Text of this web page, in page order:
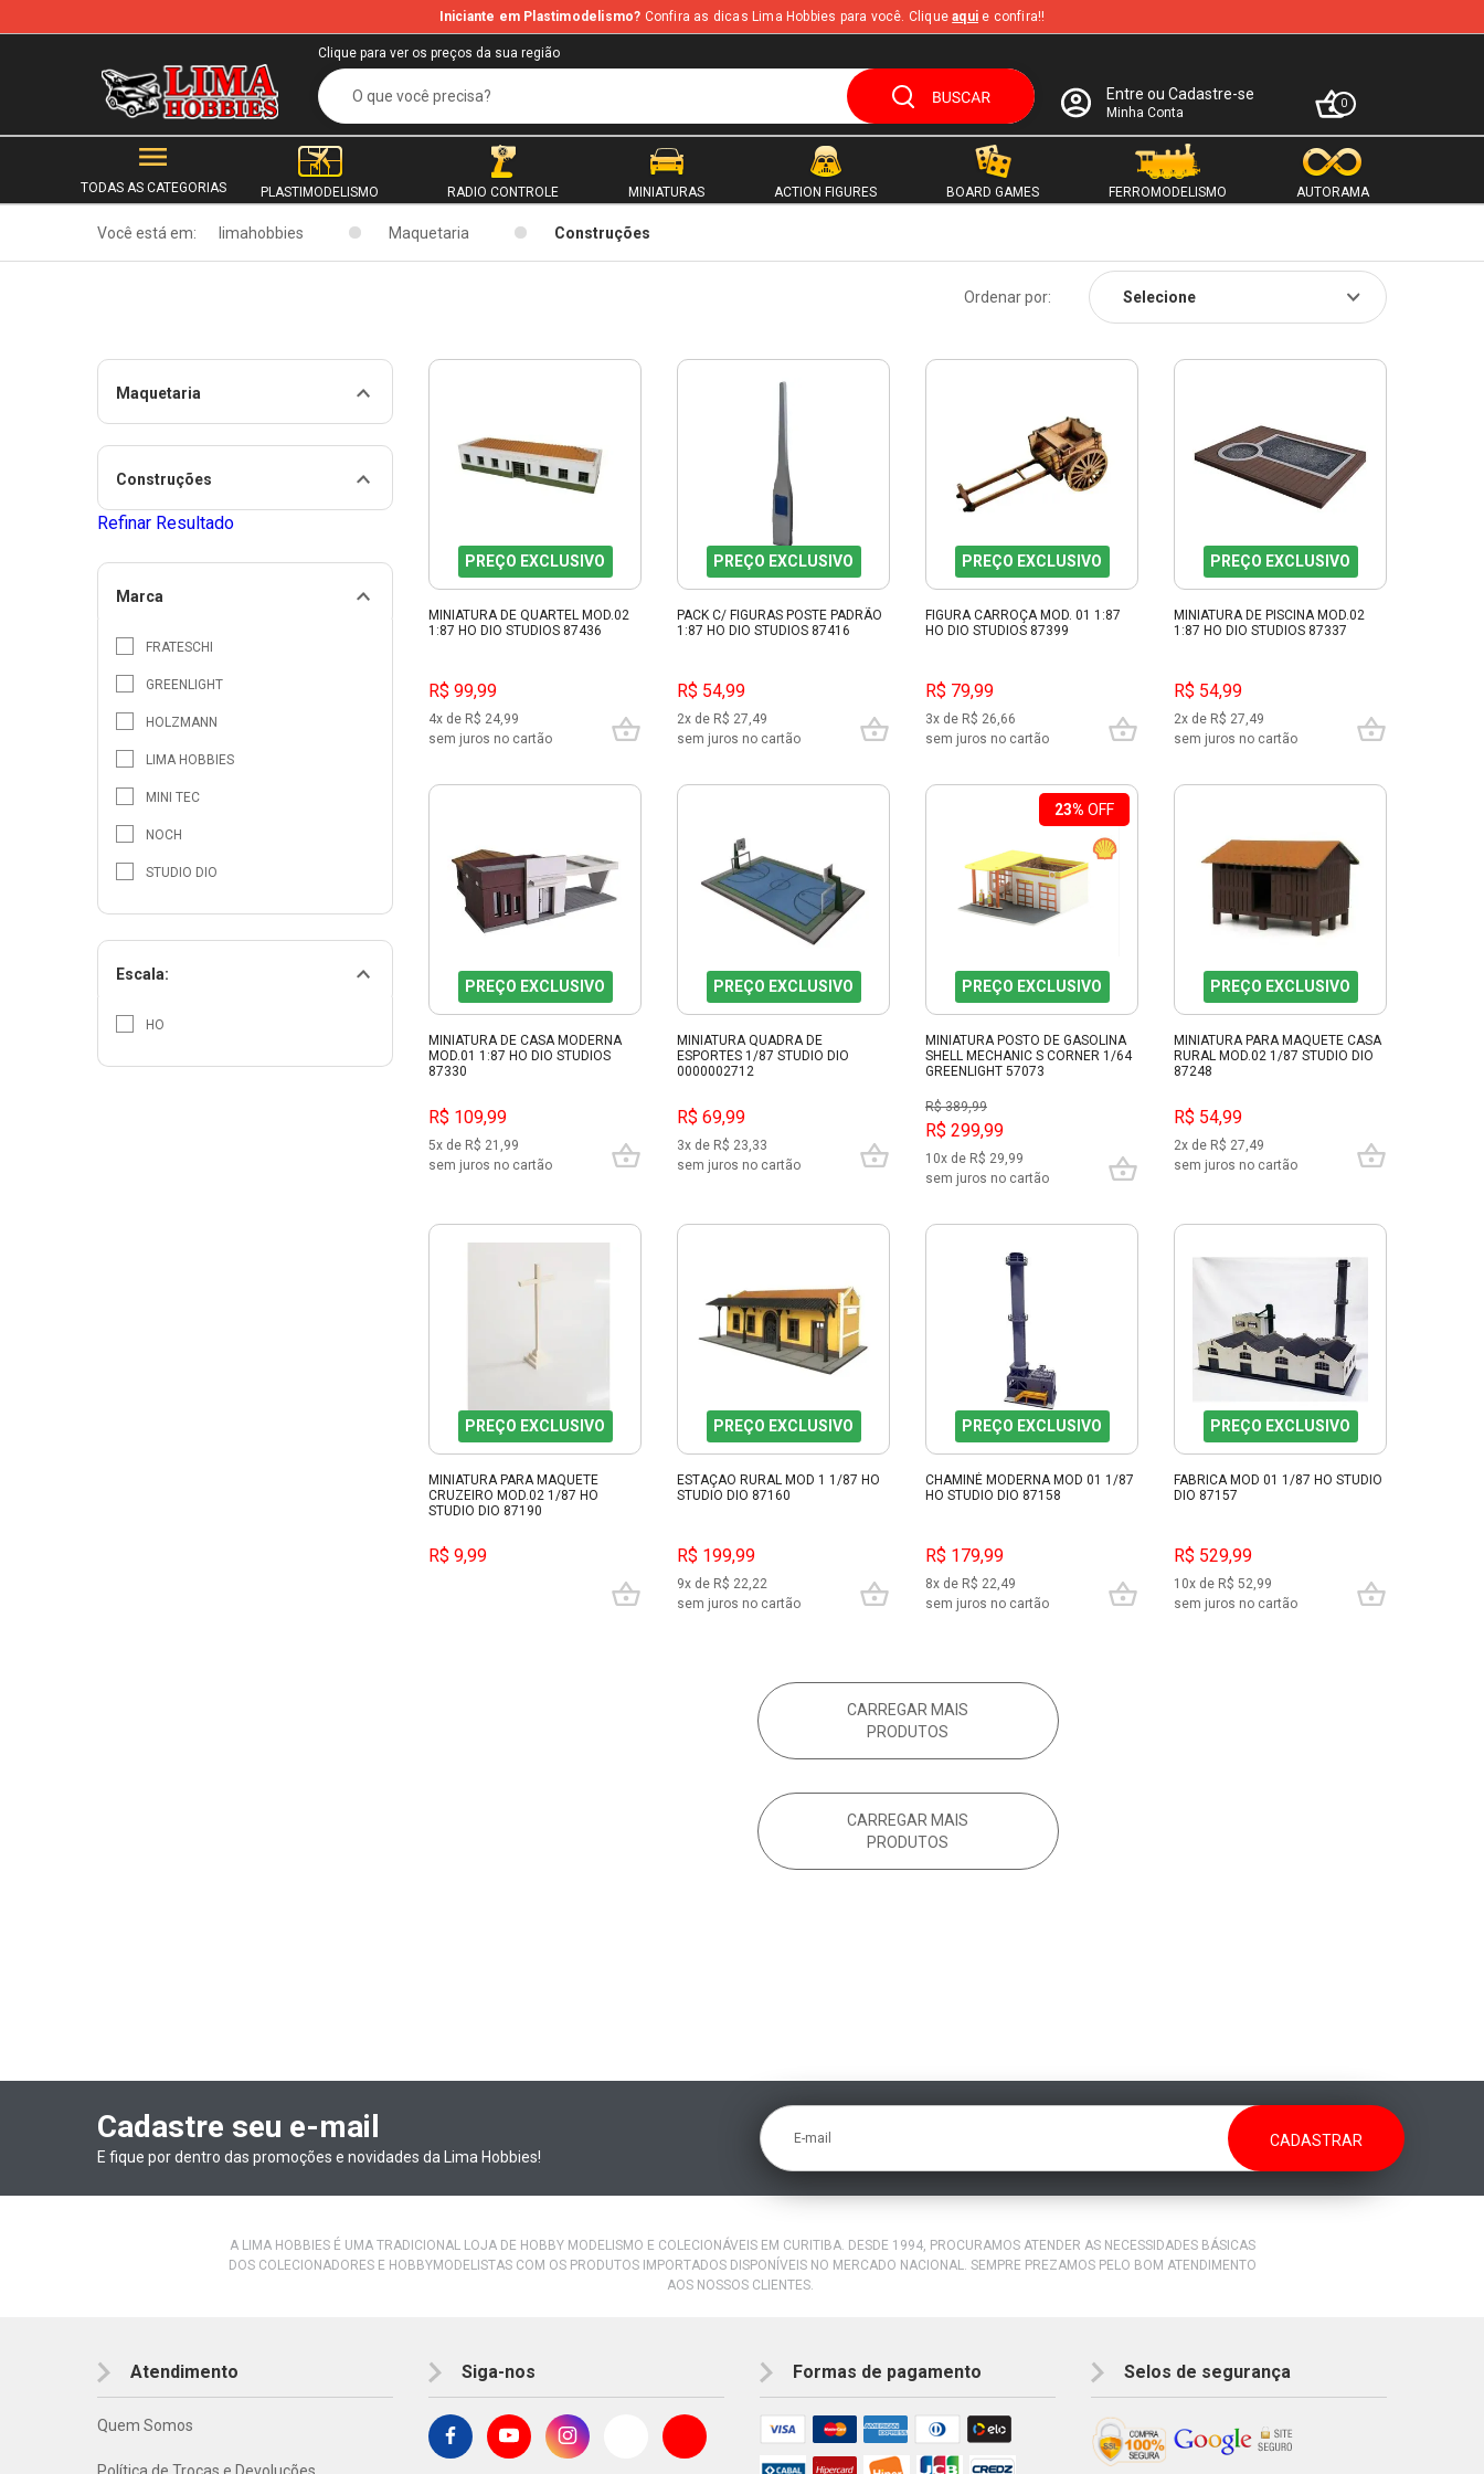
Iniciante em Plastimodelismo? Confira as dicas Lima Hobbies para você. Cliqueaqui e confira!!
Clique para ver os preços da sua região
Entre ou Cadastre-se
Minha Conta
0
TODAS AS CATEGORIAS PLASTIMODELISMO RADIO CONTROLE MINIATURAS ACTION FIGURES BOARD GAMES FERROMODELISMO AUTORAMA
Você está em: limahobbies Maquetaria Construções
Maquetaria
Construções
Refinar Resultado
Marca
FRATESCHI
GREENLIGHT
HOLZMANN
LIMA HOBBIES
MINI TEC
NOCH
STUDIO DIO
Escala:
HO
Ordenar por:
PREÇO EXCLUSIVO
MINIATURA DE QUARTEL MOD.02
1:87 HO DIO STUDIOS 87436
R$ 99,99
4x de R$ 24,99
sem juros no cartão
PREÇO EXCLUSIVO
PACK C/ FIGURAS POSTE PADRÃO
1:87 HO DIO STUDIOS 87416
R$ 54,99
2x de R$ 27,49
sem juros no cartão
PREÇO EXCLUSIVO
FIGURA CARROÇA MOD. 01 1:87
HO DIO STUDIOS 87399
R$ 79,99
3x de R$ 26,66
sem juros no cartão
PREÇO EXCLUSIVO
MINIATURA DE PISCINA MOD.02
1:87 HO DIO STUDIOS 87337
R$ 54,99
2x de R$ 27,49
sem juros no cartão
PREÇO EXCLUSIVO
MINIATURA DE CASA MODERNA
MOD.01 1:87 HO DIO STUDIOS
87330
R$ 109,99
5x de R$ 21,99
sem juros no cartão
PREÇO EXCLUSIVO
MINIATURA QUADRA DE
ESPORTES 1/87 STUDIO DIO
0000002712
R$ 69,99
3x de R$ 23,33
sem juros no cartão
23% OFF
PREÇO EXCLUSIVO
MINIATURA POSTO DE GASOLINA
SHELL MECHANIC S CORNER 1/64
GREENLIGHT 57073
R$ 389,99
R$ 299,99
10x de R$ 29,99
sem juros no cartão
PREÇO EXCLUSIVO
MINIATURA PARA MAQUETE CASA
RURAL MOD.02 1/87 STUDIO DIO
87248
R$ 54,99
2x de R$ 27,49
sem juros no cartão
PREÇO EXCLUSIVO
MINIATURA PARA MAQUETE
CRUZEIRO MOD.02 1/87 HO
STUDIO DIO 87190
R$ 9,99
PREÇO EXCLUSIVO
ESTAÇAO RURAL MOD 1 1/87 HO
STUDIO DIO 87160
R$ 199,99
9x de R$ 22,22
sem juros no cartão
PREÇO EXCLUSIVO
CHAMINÉ MODERNA MOD 01 1/87
HO STUDIO DIO 87158
R$ 179,99
8x de R$ 22,49
sem juros no cartão
PREÇO EXCLUSIVO
FABRICA MOD 01 1/87 HO STUDIO
DIO 87157
R$ 529,99
10x de R$ 52,99
sem juros no cartão
CARREGAR MAIS
PRODUTOS
CARREGAR MAIS
PRODUTOS
Cadastre seu e-mail
E fique por dentro das promoções e novidades da Lima Hobbies!
E-mail
A LIMA HOBBIES É UMA TRADICIONAL LOJA DE HOBBY MODELISMO E COLECIONÁVEIS EM CURITIBA. DESDE 1994, PROCURAMOS ATENDER AS NECESSIDADES BÁSICAS
DOS COLECIONADORES E HOBBYMODELISTAS COM OS PRODUTOS IMPORTADOS DISPONÍVEIS NO MERCADO NACIONAL. SEMPRE PREZAMOS PELO BOM ATENDIMENTO
AOS NOSSOS CLIENTES.
Atendimento
Quem Somos
Siga-nos Formas de pagamento Selos de segurança